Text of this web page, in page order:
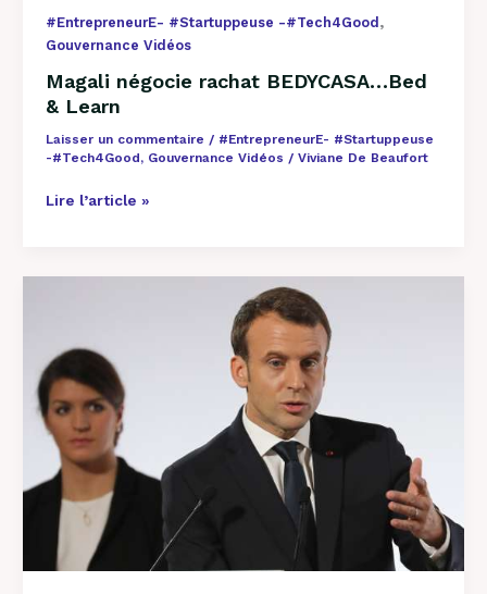
#EntrepreneurE- #Startuppeuse -#Tech4Good ,
Gouvernance Vidéos
Magali négocie rachat BEDYCASA…Bed
& Learn
Laisser un commentaire / #EntrepreneurE- #Startuppeuse
-#Tech4Good, Gouvernance Vidéos / Viviane De Beaufort
Lire l’article »
Gouvernement
s’engage
pour
contrer
la
culture
sexiste
qui
perdure